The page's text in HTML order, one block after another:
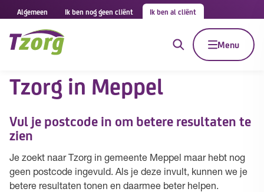
Algemeen Ik ben nog geen cliënt Ik ben al cliënt
Menu
Tzorg in Meppel
Vul je postcode in om betere resultaten te
zien
Je zoekt naar Tzorg in gemeente Meppel maar hebt nog
geen postcode ingevuld. Als je deze invult, kunnen we je
betere resultaten tonen en daarmee beter helpen.